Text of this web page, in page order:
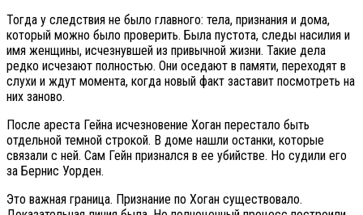
Тогда у следствия не было главного: тела, признания и дома,
который можно было проверить. Была пустота, следы насилия и
имя женщины, исчезнувшей из привычной жизни. Такие дела
редко исчезают полностью. Они оседают в памяти, переходят в
слухи и ждут момента, когда новый факт заставит посмотреть на
них заново.
После ареста Гейна исчезновение Хоган перестало быть
отдельной темной строкой. В доме нашли останки, которые
связали с ней. Сам Гейн признался в ее убийстве. Но судили его
за Бернис Уорден.
Это важная граница. Признание по Хоган существовало.